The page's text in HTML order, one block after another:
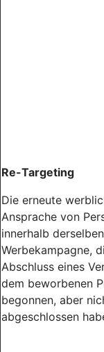
Re-Targeting
Die erneute
Ansprache von
innerhalb derselben
Werbekampagne,
Abschluss eines
dem beworbenen
begonnen, aber
abgeschlossen